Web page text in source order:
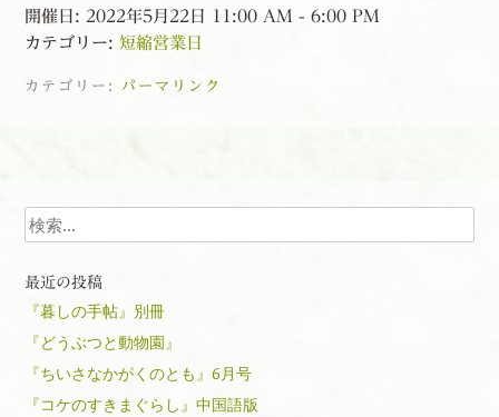
開催日: 2022年5月22日 11:00 AM - 6:00 PM
カテゴリー: 短縮営業日
カテゴリー: パーマリンク
検索
最近の投稿
『暮しの手帖』別冊
『どうぶつと動物園』
『ちいさなかがくのとも』6月号
『コケのすきまぐらし』中国語版